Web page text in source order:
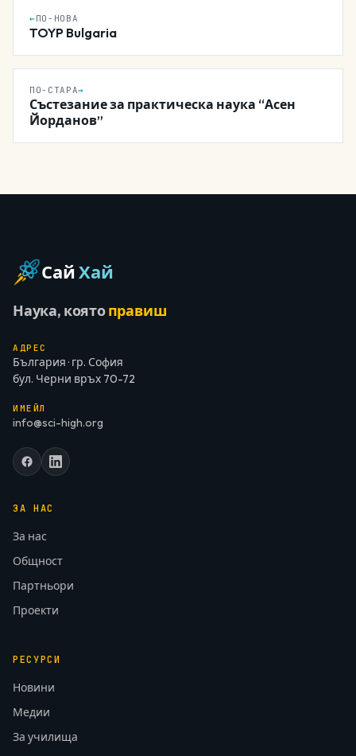
←ПО-НОВА
TOYP Bulgaria
ПО-СТАРА→
Състезание за практическа наука “Асен
Йорданов”
СайХай
Наука, коятоправиш
АДРЕС
България · гр. София
бул. Черни връх 70-72
ИМЕЙЛ
info@sci-high.org
ЗА НАС
За нас
Общност
Партньори
Проекти
РЕСУРСИ
Новини
Медии
За училища